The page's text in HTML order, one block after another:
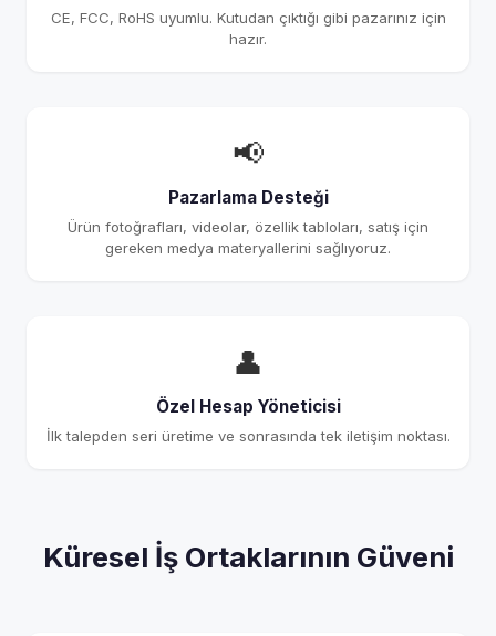
CE, FCC, RoHS uyumlu. Kutudan çıktığı gibi pazarınız için
hazır.
📢
Pazarlama Desteği
Ürün fotoğrafları, videolar, özellik tabloları, satış için
gereken medya materyallerini sağlıyoruz.
👤
Özel Hesap Yöneticisi
İlk talepden seri üretime ve sonrasında tek iletişim noktası.
Küresel İş Ortaklarının Güveni